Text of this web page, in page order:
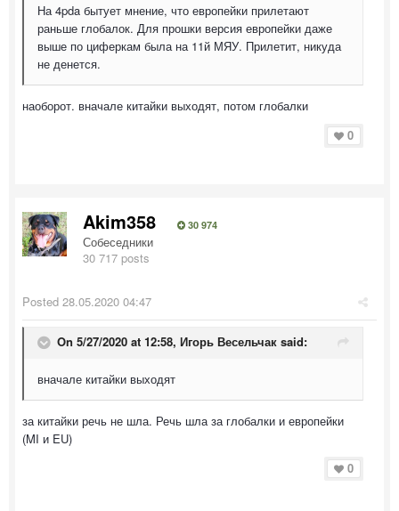
На 4pda бытует мнение, что европейки прилетают
раньше глобалок. Для прошки версия европейки даже
выше по циферкам была на 11й МЯУ. Прилетит, никуда
не денется.
наоборот. вначале китайки выходят, потом глобалки
0
Akim358 30 974
Собеседники
30 717 posts
Posted 28.05.2020 04:47
On 5/27/2020 at 12:58, Игорь Весельчак said:
вначале китайки выходят
за китайки речь не шла. Речь шла за глобалки и европейки
(MI и EU)
0